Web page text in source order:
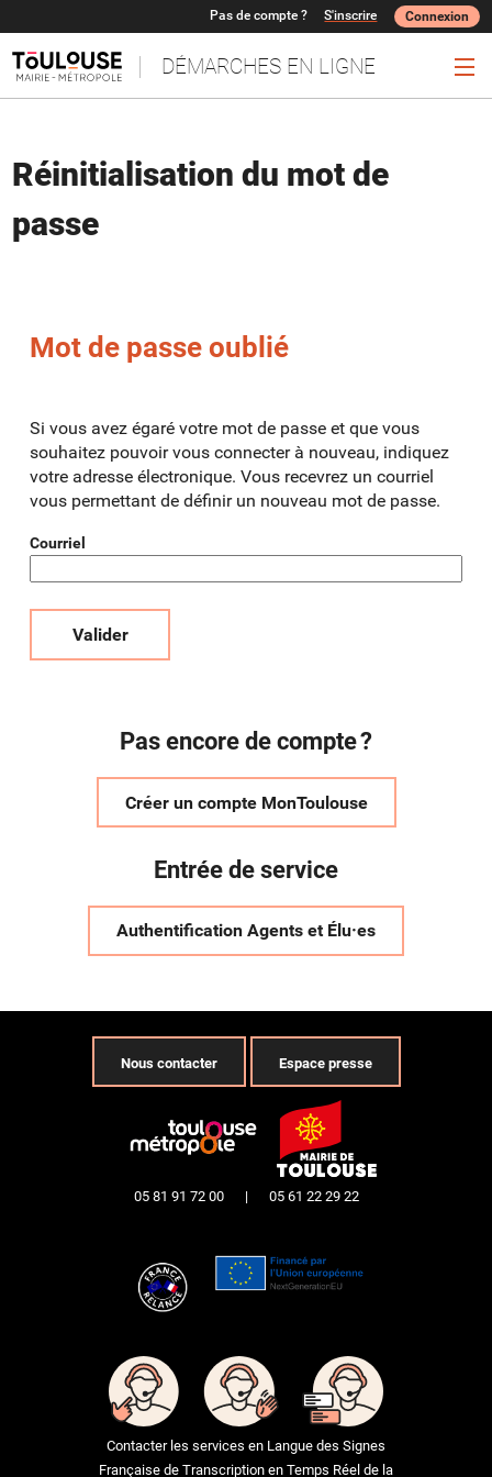
DÉMARCHES EN LIGNE
Pas de compte ? S'inscrire Connexion
Réinitialisation du mot de
passe
Mot de passe oublié
Si vous avez égaré votre mot de passe et que vous
souhaitez pouvoir vous connecter à nouveau, indiquez
votre adresse électronique. Vous recevrez un courriel
vous permettant de définir un nouveau mot de passe.
Courriel
Valider
Pas encore de compte ?
Créer un compte MonToulouse
Entrée de service
Authentification Agents et Élu·es
Nous contacter Espace presse
05 81 91 72 00 | 05 61 22 29 22
Contacter les services en Langue des Signes
Française de Transcription en Temps Réel de la